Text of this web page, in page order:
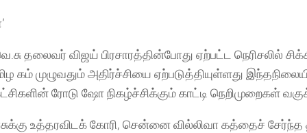
தலைவர் விஜய் பிரசாரத்தின்போது ஏற்பட்ட நெரிசலில்
கம் முழுவதும் அதிர்ச்சியை ஏற்படுத்தியுள்ளது
ரோடு ஷோ நிகழ்ச்சிக்கும் காட்டி நெறிமுறைகள்
உத்தரவிடக் கோரி, சென்னை வில்லிவா கத்தைச்